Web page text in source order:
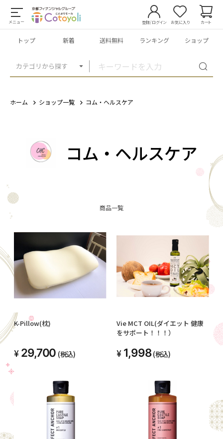
メニュー
カテゴリから探す
登録/ログイン お気に入り カート
トップ 新着 送料無料 ランキング ショップ
ホーム ショップ一覧 コム・ヘルスケア
コム・ヘルスケア
商品一覧
K-Pillow(枕)
29,700 (税込)
Vie MCT OIL(ダイエット 健康
をサポート！！！）
1,998 (税込)